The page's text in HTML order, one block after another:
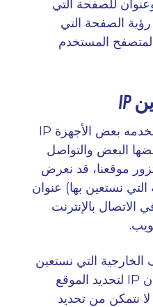
للصفحة التي
الصفحة التي
المستخدم
بعض الأجهزة
البعض والتواصل
موقعنا، قد نعرض
نستعين بها) عنوان
الاتصال بالإنترنت
.
التي نستعين
لتحديد الموقع
نتمكن من تحديد